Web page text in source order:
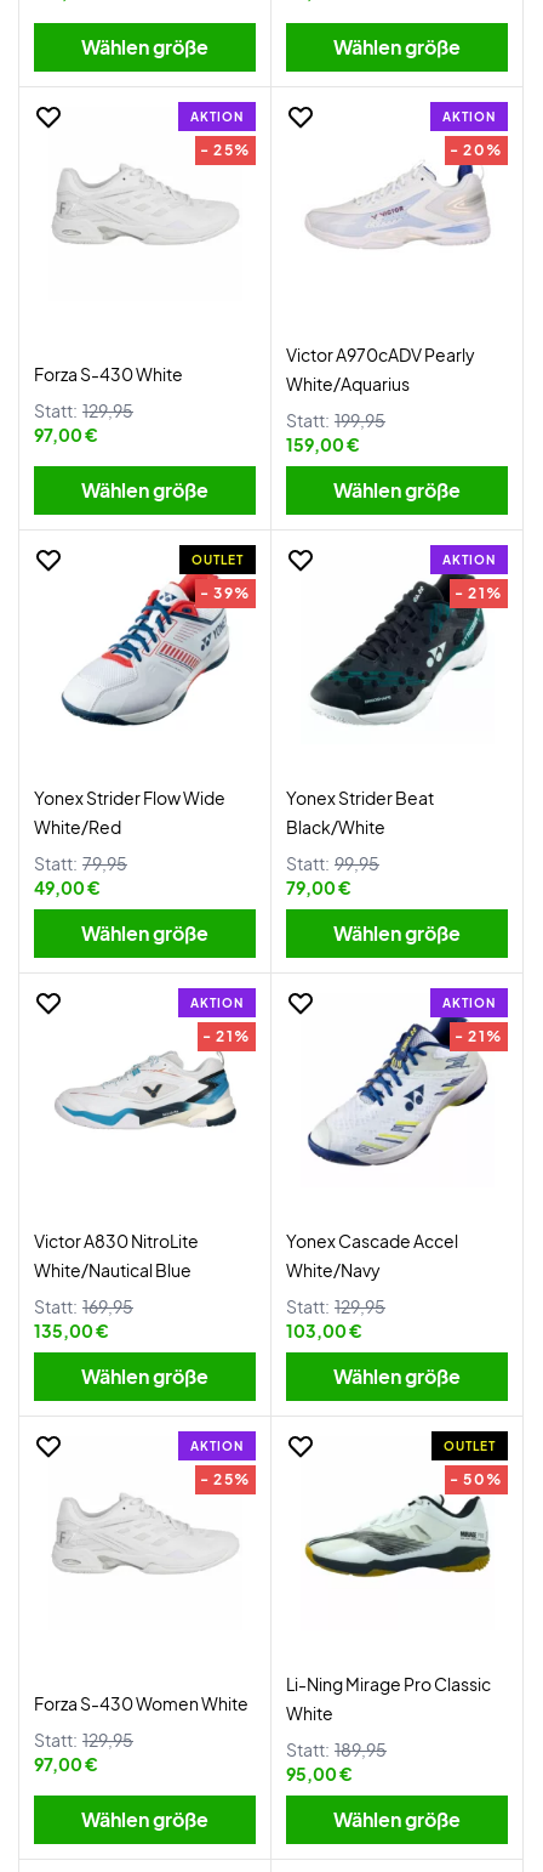
Wählen größe Wählen größe
AKTION
- 25%
Forza S-430 White
Statt: 129,95
97,00 €
Wählen größe
AKTION
- 20%
Victor A970cADV Pearly
White/Aquarius
Statt: 199,95
159,00 €
Wählen größe
OUTLET
- 39%
Yonex Strider Flow Wide
White/Red
Statt: 79,95
49,00 €
Wählen größe
AKTION
- 21%
Yonex Strider Beat
Black/White
Statt: 99,95
79,00 €
Wählen größe
AKTION
- 21%
Victor A830 NitroLite
White/Nautical Blue
Statt: 169,95
135,00 €
Wählen größe
AKTION
- 21%
Yonex Cascade Accel
White/Navy
Statt: 129,95
103,00 €
Wählen größe
AKTION
- 25%
Forza S-430 Women White
Statt: 129,95
97,00 €
Wählen größe
OUTLET
- 50%
Li-Ning Mirage Pro Classic
White
Statt: 189,95
95,00 €
Wählen größe